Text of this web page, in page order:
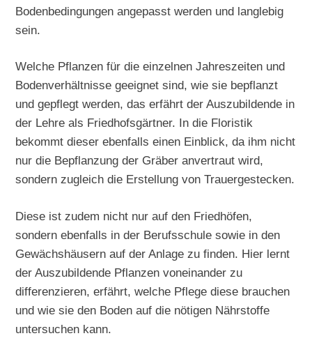
Bodenbedingungen angepasst werden und langlebig
sein.
Welche Pflanzen für die einzelnen Jahreszeiten und
Bodenverhältnisse geeignet sind, wie sie bepflanzt
und gepflegt werden, das erfährt der Auszubildende in
der Lehre als Friedhofsgärtner. In die Floristik
bekommt dieser ebenfalls einen Einblick, da ihm nicht
nur die Bepflanzung der Gräber anvertraut wird,
sondern zugleich die Erstellung von Trauergestecken.
Diese ist zudem nicht nur auf den Friedhöfen,
sondern ebenfalls in der Berufsschule sowie in den
Gewächshäusern auf der Anlage zu finden. Hier lernt
der Auszubildende Pflanzen voneinander zu
differenzieren, erfährt, welche Pflege diese brauchen
und wie sie den Boden auf die nötigen Nährstoffe
untersuchen kann.